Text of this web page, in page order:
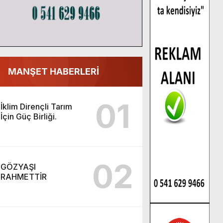
MANŞET HABERLERİ
İklim Dirençli Tarım
İçin Güç Birliği.
01
GÖZYAŞI
RAHMETTİR
02